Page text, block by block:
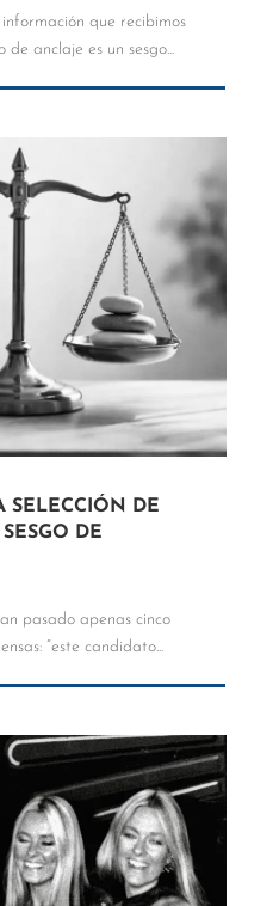
que recibimos
anclaje es un sesgo...
SELECCIÓN DE
DE
pasado apenas cinco
“este candidato...